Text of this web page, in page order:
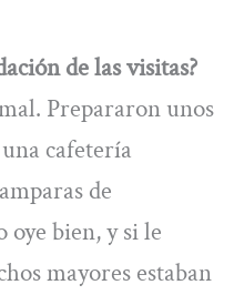
de las visitas?
Prepararon unos
una cafetería
de
bien, y si le
mayores estaban